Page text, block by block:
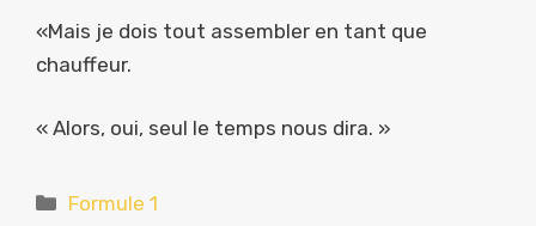
«Mais je dois tout assembler en tant que
chauffeur.
« Alors, oui, seul le temps nous dira. »
Catégories
Formule 1